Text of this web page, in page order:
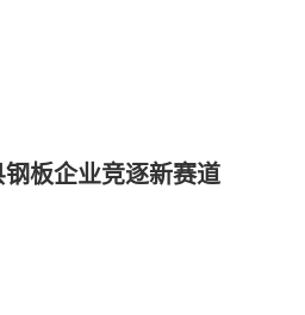
板企业竞逐新赛道